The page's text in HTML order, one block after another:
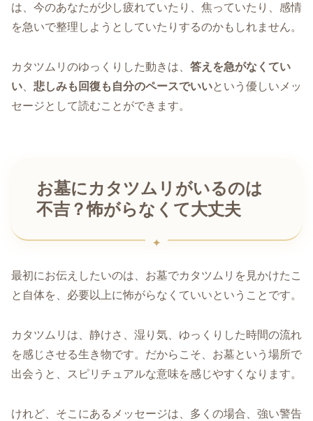
は、今のあなたが少し疲れていたり、焦っていたり、感情
を急いで整理しようとしていたりするのかもしれません。
カタツムリのゆっくりした動きは、 答えを急がなくてい
い
悲しみも回復も自分のペースでいいという優しいメッ
セージとして読むことができます。
お墓にカタツムリがいるのは
不吉？怖がらなくて大丈夫
最初にお伝えしたいのは、お墓でカタツムリを見かけたこ
と自体を、必要以上に怖がらなくていいということです。
カタツムリは、静けさ、湿り気、ゆっくりした時間の流れ
を感じさせる生き物です。だからこそ、お墓という場所で
出会うと、スピリチュアルな意味を感じやすくなります。
けれど、そこにあるメッセージは、多くの場合、強い警告